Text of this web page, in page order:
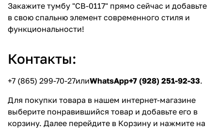
Закажите тумбу "CB-0117" прямо сейчас и добавьте
в свою спальню элемент современного стиля и
функциональности!
Контакты:
+7 (865) 299-70-27илиWhatsApp+7 (928) 251-92-33.
Для покупки товара в нашем интернет-магазине
выберите понравившийся товар и добавьте его в
корзину. Далее перейдите в Корзину и нажмите на